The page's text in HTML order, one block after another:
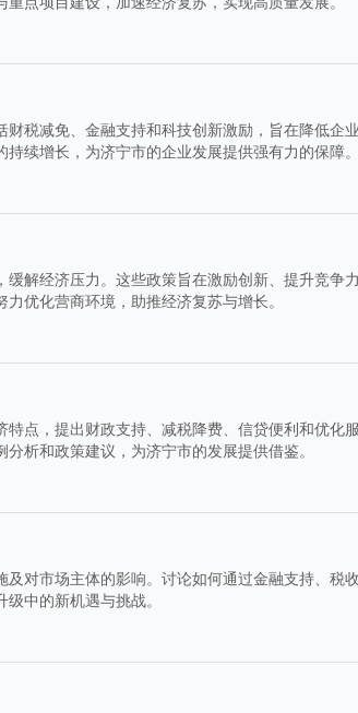
税减免、金融支持和科技创新激励，旨在降低企
续增长，为济宁市的企业发展提供强有力的保障。
解经济压力。这些政策旨在激励创新、提升竞争
优化营商环境，助推经济复苏与增长。
点，提出财政支持、减税降费、信贷便利和优化
析和政策建议，为济宁市的发展提供借鉴。
对市场主体的影响。讨论如何通过金融支持、税
中的新机遇与挑战。